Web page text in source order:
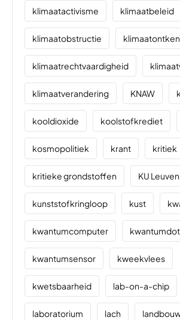
klimaatactivisme klimaatbeleid
klimaatobstructie
klimaatrechtvaardigheid
klimaatverandering KNAW
kooldioxide koolstofkrediet
kosmopolitiek krant kritiek
kritieke grondstoffen KU Leuven
kunststofkringloop kust
kwantumcomputer
kwantumsensor kweekvlees
kwetsbaarheid lab-on-a-chip
laboratorium lach